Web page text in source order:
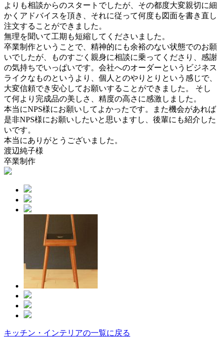
よりも相談からのスタートでしたが、その都度大変親切に細
かくアドバイスを頂き、それに従って何度も図面を書き直し
注文することができました。
無理を聞いて工期も短縮してくださいました。
卒業制作ということで、精神的にも余裕のない状態でのお願
いでしたが、ものすごく親身に相談に乗ってくださり、感謝
の気持ちでいっぱいです。会社へのオーダーというビジネス
ライクなものというより、個人とのやりとりという感じで、
大変信頼でき安心してお願いすることができました。 そし
て何より完成品の美しさ、精度の高さに感激しました。
本当にNPS様にお願いしてよかったです。また機会があれば
是非NPS様にお願いしたいと思いますし、後輩にも紹介した
いです。
本当にありがとうございました。
渡辺純子様
卒業制作
キッチン・インテリアの一覧に戻る